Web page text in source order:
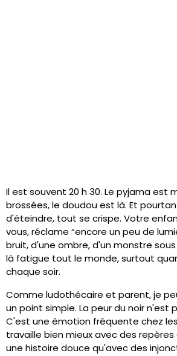
Il est souvent 20 h 30. Le pyjama est
brossées, le doudou est là. Et
d'éteindre, tout se crispe. Votre
vous, réclame “encore un peu de
bruit, d'une ombre, d'un monstre
là fatigue tout le monde, surtout
chaque soir.
Comme ludothécaire et parent, je
un point simple. La peur du noir n'est
C'est une émotion fréquente chez
travaille bien mieux avec des
une histoire douce qu'avec des